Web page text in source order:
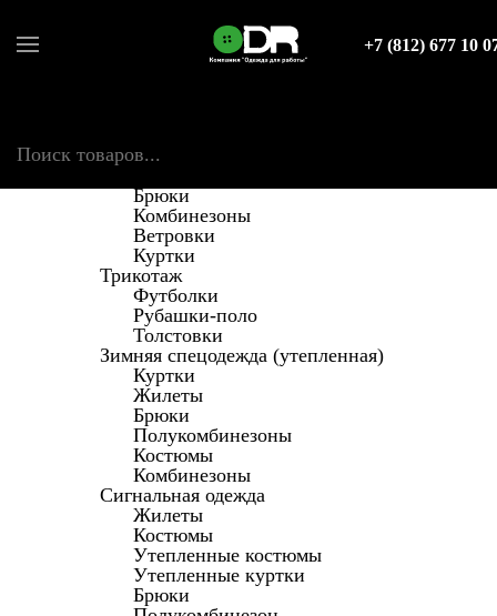
+7 (812) 677 10
Полукомбинезоны
Брюки
Комбинезоны
Ветровки
Куртки
Трикотаж
Футболки
Рубашки-поло
Толстовки
Зимняя спецодежда (утепленная)
Куртки
Жилеты
Брюки
Полукомбинезоны
Костюмы
Комбинезоны
Сигнальная одежда
Жилеты
Костюмы
Утепленные костюмы
Утепленные куртки
Брюки